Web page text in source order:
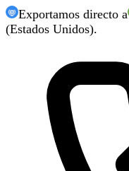
Exportamos directo a
(Estados Unidos).